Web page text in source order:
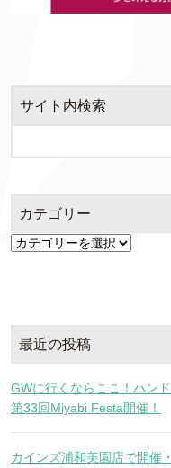
サイト内検索
カテゴリー
カ
最近の投稿
GWに行くならここ！ハン
第33回Miyabi Festa開催！
カインズ浦和美園店で開催